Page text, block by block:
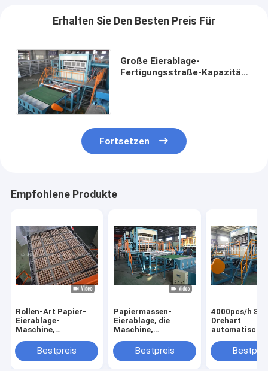
Erhalten Sie Den Besten Preis Für
Große Eierablage-
Fertigungsstraße-Kapazität
Fortsetzen
Empfohlene Produkte
Rollen-Art Papier-
Eierablage-
Maschine,
Fertigungsstraße
der hohen Qualität
Bestpreis
Papiermassen-
Eierablage, die
Maschine,
Maschine herstellt,
Ei-Kasten
Bestpreis
4000pcs/h 8
Drehart
automatische
mit der
Linie von 6